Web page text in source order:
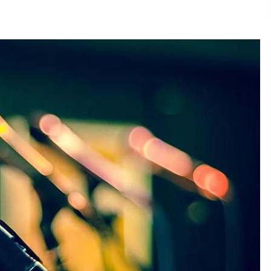
2026/07/03